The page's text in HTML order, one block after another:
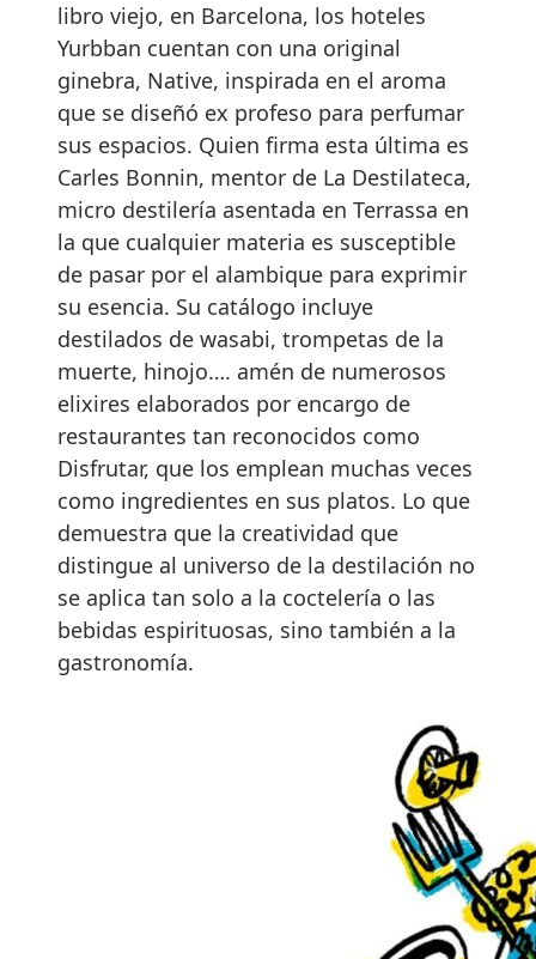
libro viejo, en Barcelona, los hoteles
Yurbban cuentan con una original
ginebra, Native, inspirada en el aroma
que se diseñó ex profeso para perfumar
sus espacios. Quien firma esta última es
Carles Bonnin, mentor de La Destilateca,
micro destilería asentada en Terrassa en
la que cualquier materia es susceptible
de pasar por el alambique para exprimir
su esencia. Su catálogo incluye
destilados de wasabi, trompetas de la
muerte, hinojo…. amén de numerosos
elixires elaborados por encargo de
restaurantes tan reconocidos como
Disfrutar, que los emplean muchas veces
como ingredientes en sus platos. Lo que
demuestra que la creatividad que
distingue al universo de la destilación no
se aplica tan solo a la coctelería o las
bebidas espirituosas, sino también a la
gastronomía.